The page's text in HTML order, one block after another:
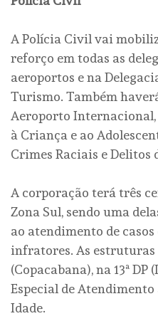
A Polícia Civil vai
reforço em todas as
aeroportos e na
Turismo. Também
Aeroporto Internacional,
à Criança e ao
Crimes Raciais e Delitos
A corporação terá três
Zona Sul, sendo uma
ao atendimento de
infratores. As estruturas
(Copacabana), na 13ª
Especial de Atendimento
Idade.